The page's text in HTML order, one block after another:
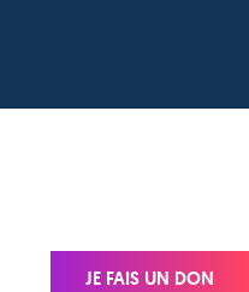
JE FAIS UN DON